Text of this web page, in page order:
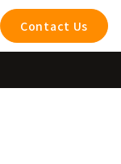
Contact Us